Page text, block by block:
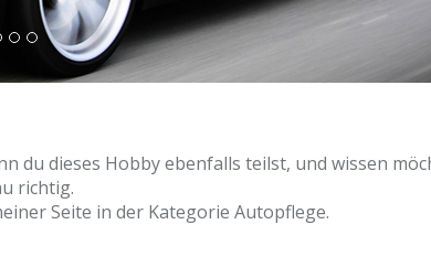
du dieses Hobby ebenfalls teilst, und wissen
richtig.
Seite in der Kategorie Autopflege.